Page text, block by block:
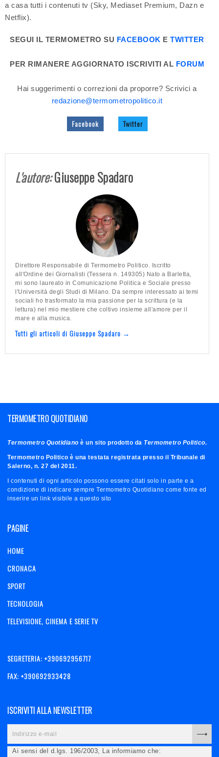
a casa tutti i contenuti tv (Sky, Mediaset Premium, Dazn e
Netflix).
SEGUI IL TERMOMETRO SU FACEBOOK ETWITTER
PER RIMANERE AGGIORNATO ISCRIVITI AL FORUM
Hai suggerimenti o correzioni da proporre? Scrivici a
redazione@termometropolitico.it
Facebook Twitter
L'autore:Giuseppe Spadaro
Direttore Responsabile di Termometro Politico. Iscritto
all'Ordine dei Giornalisti (Tessera n. 149305) Nato a Barletta,
mi sono laureato in Comunicazione Politica e Sociale presso
l'Università degli Studi di Milano. Da sempre interessato ai temi
sociali ho trasformato la mia passione per la scrittura (e la
lettura) nel mio mestiere che coltivo insieme all'amore per il
mare e alla musica.
Tutti gli articoli di Giuseppe Spadaro →
TERMOMETRO QUOTIDIANO
Termometro Quotidiano è un sito prodotto da Termometro Politico.
Termometro Politico è una testata registrata presso il Tribunale di
Salerno, n. 27 del 2011.
I contenuti di ogni articolo possono essere citati solo in parte e a
condizione di indicare sempre Termometro Quotidiano come fonte ed
inserire un link visibile a questo sito
PAGINE
HOME
CRONACA
SPORT
TECNOLOGIA
TELEVISIONE, CINEMA E SERIE TV
SEGRETERIA: +390692956717
FAX: +390692933428
ISCRIVITI ALLA NEWSLETTER
Ai sensi del d.lgs. 196/2003, La informiamo che: